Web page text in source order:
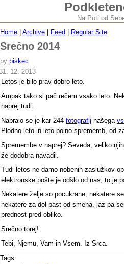
Na Poti od
Home
Archive Feed Regular Site
Srečno 2014
by piskec
12. 2013
Letos je bilo prav dobro leto.
Ampak tako si pač rečem vsako leto.
naprej tudi.
Nabralo se je kar 244 fotografij našega
Plodno leto in leto polno sprememb, od
Spremembe v naprej? Seveda, veliko
že dodobra navadil.
Tudi letos ne damo nobenih zaslužkov
elektronske pošte je odšlo od nas, to je
Nekatere želje so pocukrane, nekatere
nekatere za dol past od smeha, jaz pa
prednost pred obliko.
Srečno torej!
Tebi, Njemu, Vam in Vsem. Iz Srca.
Tags: